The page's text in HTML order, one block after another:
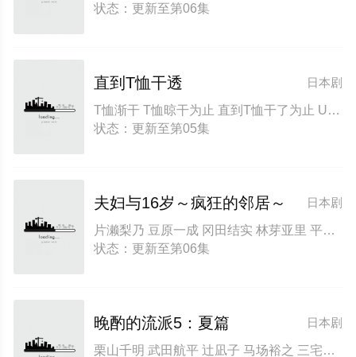
状态：更新至第06集
日本剧
直到T恤干透
T恤渐干 T恤晾干为止 直到T恤干了为止 Until the T-Shirt Dries
状态：更新至第05集
日本剧
夫妇与16岁～疯狂的邻居～
片濑梨乃 豆原一成 冈田结实 林芽亚里 平野生成 北村优衣 西山茧子
状态：更新至第06集
日本剧
晚酌的流派5：夏篇
栗山千明 武田航平 辻凪子 马场裕之 三宅康敏 冈山一